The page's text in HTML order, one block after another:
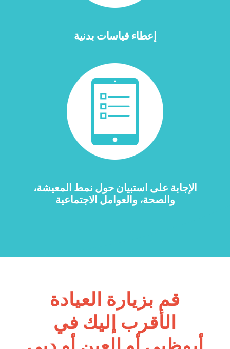
إعطاء قياسات بدنية
الإجابة على استبيان حول نمط المعيشة،
والصحة، والعوامل الاجتماعية
قم بزيارة العيادة
الأقرب إليك في